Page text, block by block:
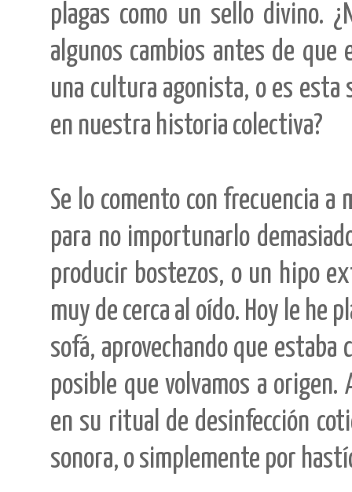
plagas como un sello divino.
algunos cambios antes de que
una cultura agonista, o es esta
en nuestra historia colectiva?
Se lo comento con frecuencia
para no importunarlo
producir bostezos, o un hipo
muy de cerca al oído. Hoy le he
sofá, aprovechando que estaba
posible que volvamos a
en su ritual de desinfección
sonora, o simplemente por